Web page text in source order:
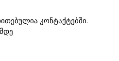
კონტაქტებში.